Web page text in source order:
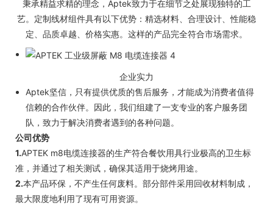
秉承精益求精的理念，Aptek致力于在细节之处展现独特的工
艺。定制线材组件具有以下优势：精选材料、合理设计、性能稳
定、品质卓越、价格实惠。这样的产品完全符合市场需求。
企业实力
Aptek坚信，只有提供优质的售后服务，才能成为消费者值得
信赖的合作伙伴。因此，我们组建了一支专业的客户服务团
队，致力于解决消费者遇到的各种问题。
公司优势
1.APTEK m8电缆连接器的生产符合餐饮用具行业极高的卫生标
准，并通过了相关测试，确保其适用于烧烤用途。
2.本产品环保，不产生任何废料。部分部件采用回收材料制成，
最大限度地利用了现有可用资源。